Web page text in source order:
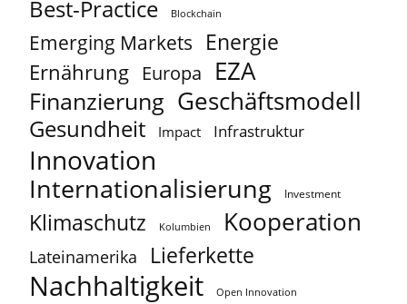
Best-Practice Blockchain
Emerging Markets Energie
Ernährung Europa EZA
Finanzierung Geschäftsmodell
Gesundheit Impact Infrastruktur
Innovation
Internationalisierung Investment
Klimaschutz Kolumbien Kooperation
Lateinamerika Lieferkette
Nachhaltigkeit Open Innovation